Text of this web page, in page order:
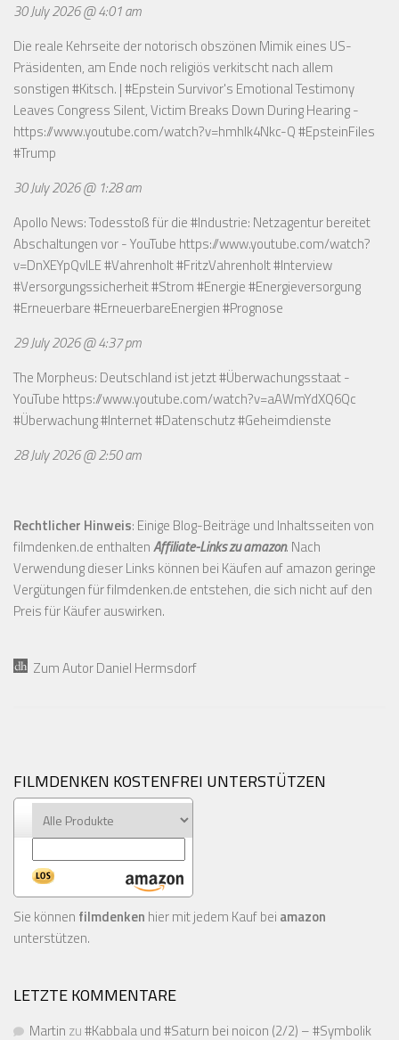
30 July 2026 @ 4:01 am
Die reale Kehrseite der notorisch obszönen Mimik eines US-
Präsidenten, am Ende noch religiös verkitscht nach allem
sonstigen #Kitsch. | #Epstein Survivor's Emotional Testimony
Leaves Congress Silent, Victim Breaks Down During Hearing -
https://www.youtube.com/watch?v=hmhlk4Nkc-Q#EpsteinFiles
#Trump
30 July 2026 @ 1:28 am
Apollo News: Todesstoß für die #Industrie: Netzagentur bereitet
Abschaltungen vor - YouTube https://www.youtube.com/watch?
v=DnXEYpQvILE#Vahrenholt #FritzVahrenholt #Interview
#Versorgungssicherheit #Strom #Energie #Energieversorgung
#Erneuerbare #ErneuerbareEnergien #Prognose
29 July 2026 @ 4:37 pm
The Morpheus: Deutschland ist jetzt #Überwachungsstaat -
YouTube https://www.youtube.com/watch?v=aAWmYdXQ6Qc
#Überwachung #Internet #Datenschutz #Geheimdienste
28 July 2026 @ 2:50 am
Rechtlicher Hinweis: Einige Blog-Beiträge und Inhaltsseiten von
filmdenken.de enthaltenAffiliate-Links zu amazon. Nach
Verwendung dieser Links können bei Käufen auf amazon geringe
Vergütungen für filmdenken.de entstehen, die sich nicht auf den
Preis für Käufer auswirken.
Zum Autor Daniel Hermsdorf
FILMDENKEN KOSTENFREI UNTERSTÜTZEN
Sie können filmdenken hier mit jedem Kauf bei amazon
unterstützen.
LETZTE KOMMENTARE
Martin zu#Kabbala und #Saturn bei noicon (2/2) – #Symbolik